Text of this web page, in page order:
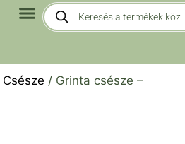
Csésze / Grinta csésze –